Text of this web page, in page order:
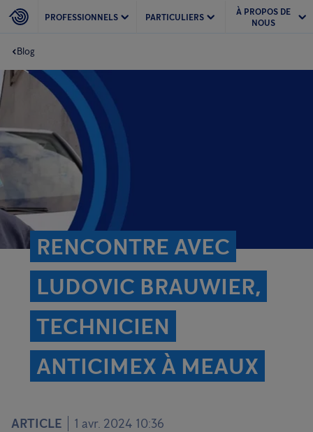
PROFESSIONNELS PARTICULIERS
À PROPOS DE
NOUS
Blog
RENCONTRE AVEC
LUDOVIC BRAUWIER,
TECHNICIEN
ANTICIMEX À MEAUX
ARTICLE 1 avr. 2024 10:36